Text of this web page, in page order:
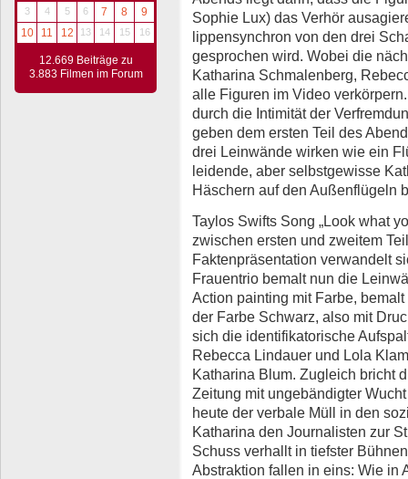
3
4 5 6 7 8
9
10
11 12 13 14 15 16
12.669 Beiträge zu
3.883 Filmen im Forum
Sophie Lux) das Verhör
lippensynchron von den drei
gesprochen wird. Wobei die
Katharina Schmalenberg,
alle Figuren im Video
durch die Intimität der
geben dem ersten Teil des
drei Leinwände wirken wie ein
leidende, aber selbstgewisse
Häschern auf den Außenflügeln
Taylos Swifts Song „Look what
zwischen ersten und zweitem
Faktenpräsentation verwandelt
Frauentrio bemalt nun die
Action painting mit Farbe,
der Farbe Schwarz, also mit
sich die identifikatorische
Rebecca Lindauer und Lola
Katharina Blum. Zugleich bricht
Zeitung mit ungebändigter
heute der verbale Müll in den
Katharina den Journalisten zur
Schuss verhallt in tiefster
Abstraktion fallen in eins: Wie in